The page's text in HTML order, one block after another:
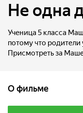
Не одна
Ученица 5 класса
потому что
Присмотреть за
Теперь у Маши есть
нейросетей и
преступницу на
О фильме